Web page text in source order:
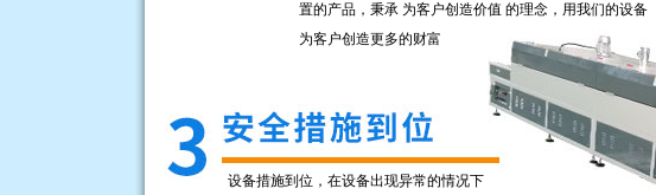
置的产品，秉承 为客户创造价值 的理念，用我们的设备
为客户创造更多的财富
设备措施到位，在设备出现异常的情况下